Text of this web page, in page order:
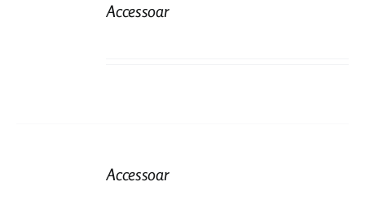
Accessoar
Accessoar